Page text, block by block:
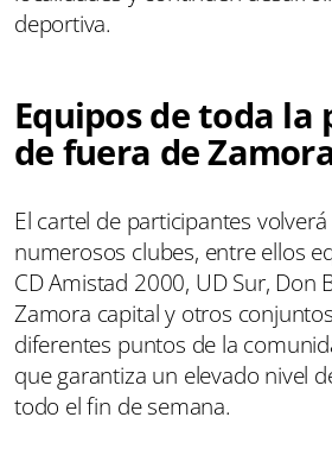
deportiva.
Equipos de toda la
de fuera de
El cartel de participantes
numerosos clubes, entre ellos
CD Amistad 2000, UD Sur, Don
Zamora capital y otros
diferentes puntos de la
que garantiza un elevado nivel
todo el fin de semana.